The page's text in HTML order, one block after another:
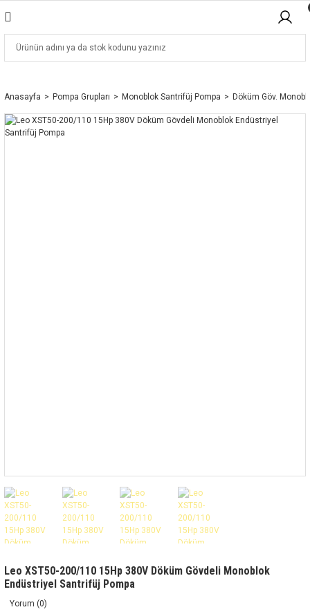
Anasayfa Pompa Grupları Monoblok Santrifüj Pompa Döküm Göv.
Leo XST50-200/110 15Hp 380V Döküm Gövdeli Monoblok
Endüstriyel Santrifüj Pompa
Yorum (0)